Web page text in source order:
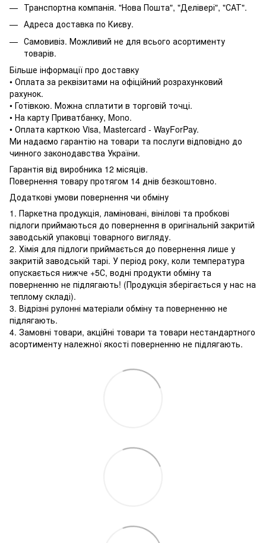
Транспортна компанія. "Нова Пошта", "Делівері", "САТ".
Адреса доставка по Києву.
Самовивіз. Можливий не для всього асортименту
товарів.
Більше інформації про доставку
• Оплата за реквізитами на офіційний розрахунковий
рахунок.
• Готівкою. Можна сплатити в торговій точці.
• На карту Приватбанку, Mono.
• Оплата карткою Visa, Mastercard - WayForPay.
Ми надаємо гарантію на товари та послуги відповідно до
чинного законодавства України.
Гарантія від виробника 12 місяців.
Повернення товару протягом 14 днів безкоштовно.
Додаткові умови повернення чи обміну
1. Паркетна продукція, ламіновані, вінілові та пробкові
підлоги приймаються до повернення в оригінальній закритій
заводській упаковці товарного вигляду.
2. Хімія для підлоги приймається до повернення лише у
закритій заводській тарі. У період року, коли температура
опускається нижче +5С, водні продукти обміну та
поверненню не підлягають! (Продукція зберігається у нас на
теплому складі).
3. Відрізні рулонні матеріали обміну та поверненню не
підлягають.
4. Замовні товари, акційні товари та товари нестандартного
асортименту належної якості поверненню не підлягають.